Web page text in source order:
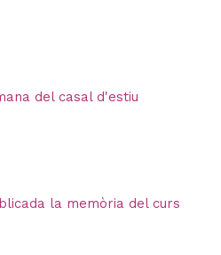
del casal d'estiu
la memòria del curs